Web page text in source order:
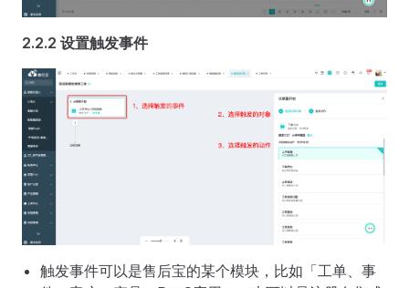
2.2.2 设置触发事件
触发事件可以是售后宝的某个模块，比如「工单、事